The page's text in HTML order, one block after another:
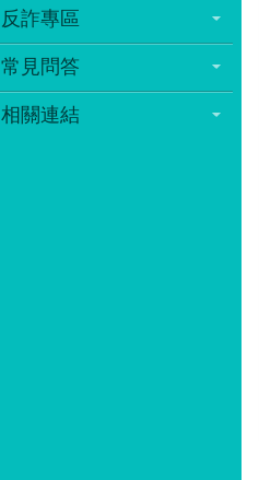
反詐專區
常見問答
相關連結